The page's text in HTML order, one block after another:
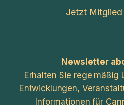
Jetzt Mitglied
Newsletter
Erhalten Sie regelmäßig
Entwicklungen,
Informationen für